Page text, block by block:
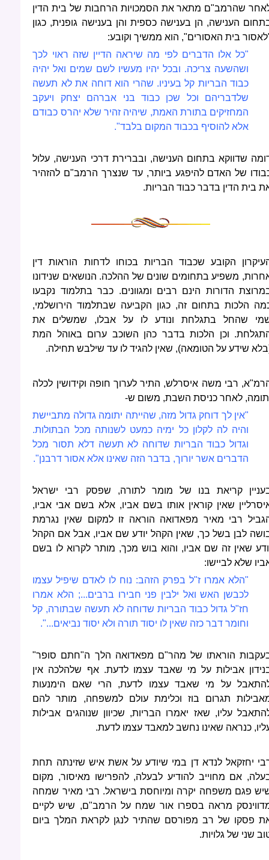
שהרמב"ם מתאר את הסמכויות הרחבות של בית הדין
הענישה, הן בענישה כספית והן בענישה גופנית, כגון
בית האסורים", הוא ממשיך וקובע:
"כל אלו הדברים לפי מה שיראה הדיין שזה ראוי לכך
ושהשעה צריכה. ובכל יהיו מעשיו לשם שמים ואל יהיה
כבוד הבריות קל בעיניו. שהרי הוא דוחה את לא תעשה
שלדבריהם וכל שכן כבוד בני אברהם יצחק ויעקב
המחזיקים בתורת האמת, שיהיה זהיר שלא יהרס כבודם
אלא להוסיף בכבוד המקום בלבד".
שדווקא בתחום הענישה, ובברירת דרכי הענישה, עלול
של האדם להיפגע ביותר, עד שנצרך הרמב"ם להזהיר
בית הדין בדבר כבוד הבריות.
הקובע שכבוד הבריות בכוחו לדחות הוראות דין
משפיע בתחומים שונים של ההלכה. הנושאים שנידונו
הדורות הינם רבים ומגוונים. כבר בתלמוד נקבעו
הלכות בתחום זה, כגון הקביעה שבתלמוד הירושלמי,
שהחל בתגלחת ונודע לו על אבלו, שמשלים את
וכן הלכות בדבר כהן השוכב ערום באוהל המת
שידע על הטומאה), שאין להגיד לו עד שילבש תחילה.
רבי משה איסרלש, התיר לערוך חופה וקידושין לכלה
לאחר כניסת השבת, משום ש-
"אין לך דוחק גדול מזה, שהייתה יתומה גדולה מתביישת
והיה לה לקלון כל ימיה כמעט לשנותה מכל הבתולות.
וגדול כבוד הבריות שדוחה לא תעשה דלא תסור מכל
הדברים אשר יורוך, בדבר הזה שאינו אלא אסור דרבנן".
קריאת בנו של מומר לתורה, שפסק רבי ישראל
שאין קוראין אותו בשם אביו, אלא בשם אבי אביו,
רבי מאיר מפאדואה הוראה זו למקום שאין נגרמת
לבן בשל כך, שאין הקהל יודע שם אביו, אבל אם הקהל
שאין זה שם אביו, והוא בוש מכך, מותר לקרוא לו בשם
שלא לביישו:
"הלא אמרו ז"ל בפרק הזהב: נוח לו לאדם שיפיל עצמו
לכבשן האש ואל ילבין פני חבירו ברבים...; הלא אמרו
חז"ל גדול כבוד הבריות שדוחה לא תעשה שבתורה, קל
וחומר דבר כזה שאין לו יסוד תורה ולא יסוד נביאים...".
הוראתו של מהר"ם מפאדואה הלך ה"חתם סופר"
אבילות על מי שאבד עצמו לדעת. אף שלהלכה אין
על מי שאבד עצמו לדעת, הרי שאם הימנעות
תגרום בוז וכלימת עולם למשפחה, מותר להם
עליו, שאז יאמרו הבריות, שכיוון שנוהגים אבילות
כנראה שאינו נחשב למאבד עצמו לדעת.
יחזקאל לנדא דן במי שיודע על אשת איש שזינתה תחת
אם מחוייב להודיע לבעלה, להפרישו מאיסור, מקום
פגם משפחה יקרה ומיוחסת בישראל. רבי מאיר שמחה
מראה בספרו אור שמח על הרמב"ם, שיש לקיים
פסקו של רב מפורסם שהתיר לנגן לקראת המלך ביום
שני של גלויות.